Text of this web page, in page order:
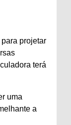
projetar
terá
uma
a